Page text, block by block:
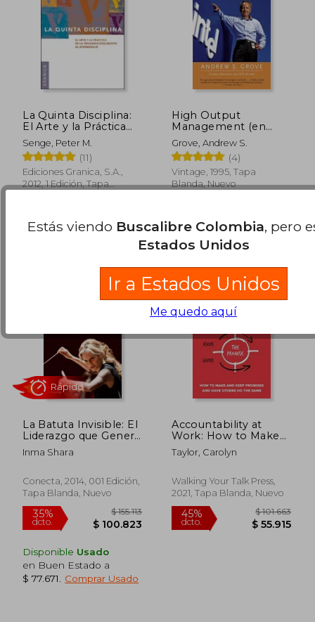
45% $ 71.261 45% $
Rápido
30%
La Quinta Disciplina:
El Arte y la Práctica
de la Organización
Abierta al Aprendizaje
Senge, Peter M.
(11)
Ediciones Granica, S.A.,
2012, 1 Edición, Tapa
High Output
Management (en
Inglés)
Grove, Andrew S.
(4)
Vintage, 1995, Tapa
Blanda, Nuevo
La Batuta Invisible: El
Liderazgo que Genera
Armonía (Conecta)
Inma Shara
Conecta, 2014, 001 Edición,
Tapa Blanda, Nuevo
Disponible Usado
en Buen Estado a
$ 77.671
Comprar Usado
Accountability at
Work: How to Make
and Keep Promises
and Have Others do
Series) (en Inglés)
Taylor, Carolyn
Walking Your Talk Press,
2021, Tapa Blanda, Nuevo
Estás viendo Buscalibre Colombia, pero
Estados Unidos
Ir a Estados Unidos
Me quedo aquí